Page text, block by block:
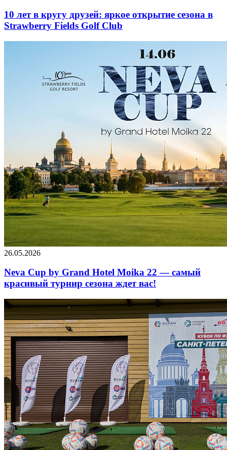
10 лет в кругу друзей: яркое открытие сезона в
Strawberry Fields Golf Club
26.05.2026
Neva Cup by Grand Hotel Moika 22 — самый
красивый турнир сезона ждет вас!